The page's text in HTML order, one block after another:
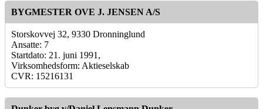
BYGMESTER OVE J. JENSEN A/S
Storskovvej 32, 9330 Dronninglund
Ansatte: 7
Startdato: 21. juni 1991,
Virksomhedsform: Aktieselskab
CVR: 15216131